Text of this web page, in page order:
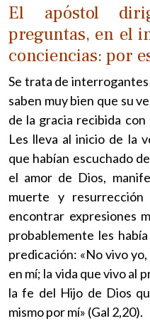
El apóstol
preguntas, en el
conciencias: por
Se trata de
saben muy bien que su
de la gracia recibida
Les lleva al inicio de la
que habían escuchado
el amor de Dios,
muerte y
encontrar expresiones
probablemente les
predicación: «No vivo
en mí; la vida que vivo al
la fe del Hijo de Dios
mismo por mí» (Gal 2,20).